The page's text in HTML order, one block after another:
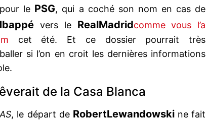
le PSG, qui a coché son nom en cas de
vers le RealMadridcomme vous l’a
cet été. Et ce dossier pourrait très
si l’on en croit les dernières informations
de la Casa Blanca
AS, le départ de RobertLewandowskine fait